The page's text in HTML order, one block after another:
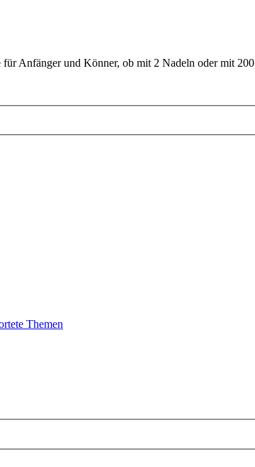
Anfänger und Könner, ob mit 2 Nadeln oder mit 200
Themen